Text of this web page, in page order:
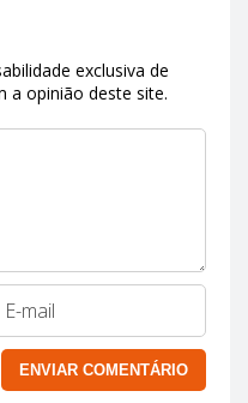
exclusiva de
a opinião deste site.